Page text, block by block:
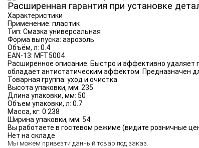
Расширенная гарантия при установке
Характеристики
Применение: пластик
Тип: Смазка универсальная
Форма выпуска: аэрозоль
Объём, л: 0.4
EAN-13: MFT5004
Расширенное описание: Быстро и эффективно удаляет
обладает антистатическим эффектом. Предназначен
Товарная группа: уход и очистка
Высота упаковки, мм: 235
Длина упаковки, мм: 50
Объем упаковки, л: 0.7
Масса, кг: 0.238
Ширина упаковки, мм: 54
Вы работаете в гостевом режиме (видите розничные
Нет на складе
Мы можем привезти данный товар под заказ.